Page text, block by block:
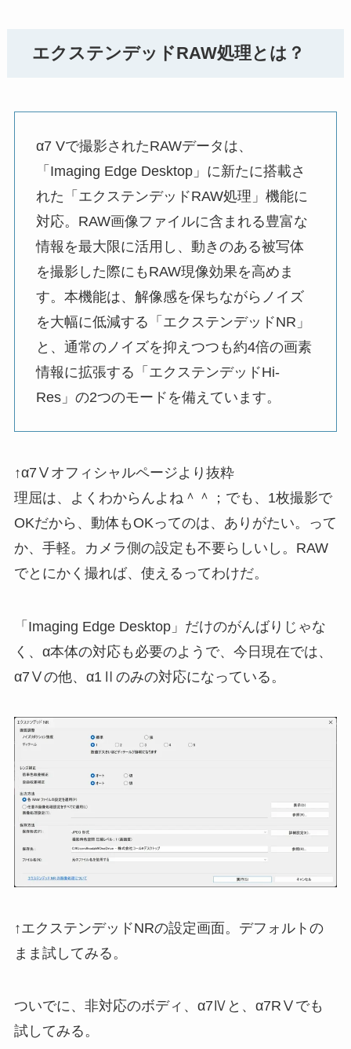
エクステンデッドRAW処理とは？
α7 Vで撮影されたRAWデータは、
「Imaging Edge Desktop」に新たに搭載さ
れた「エクステンデッドRAW処理」機能に
対応。RAW画像ファイルに含まれる豊富な
情報を最大限に活用し、動きのある被写体
を撮影した際にもRAW現像効果を高めま
す。本機能は、解像感を保ちながらノイズ
を大幅に低減する「エクステンデッドNR」
と、通常のノイズを抑えつつも約4倍の画素
情報に拡張する「エクステンデッドHi-
Res」の2つのモードを備えています。
↑α7Ⅴオフィシャルページより抜粋
理屈は、よくわからんよね＾＾；でも、1枚撮影で
OKだから、動体もOKってのは、ありがたい。って
か、手軽。カメラ側の設定も不要らしいし。RAW
でとにかく撮れば、使えるってわけだ。
「Imaging Edge Desktop」だけのがんばりじゃな
く、α本体の対応も必要のようで、今日現在では、
α7Ⅴの他、α1Ⅱのみの対応になっている。
↑エクステンデッドNRの設定画面。デフォルトの
まま試してみる。
ついでに、非対応のボディ、α7Ⅳと、α7RⅤでも
試してみる。